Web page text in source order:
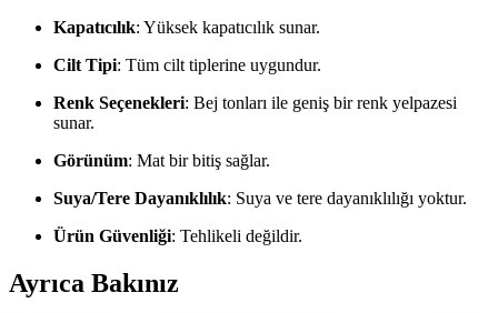
Kapatıcılık: Yüksek kapatıcılık sunar.
Cilt Tipi: Tüm cilt tiplerine uygundur.
Renk Seçenekleri: Bej tonları ile geniş bir renk yelpazesi
sunar.
Görünüm: Mat bir bitiş sağlar.
Suya/Tere Dayanıklılık: Suya ve tere dayanıklılığı yoktur.
Ürün Güvenliği: Tehlikeli değildir.
Ayrıca Bakınız